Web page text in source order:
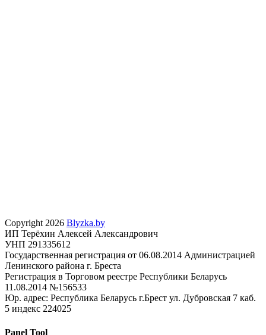
Copyright 2026 Blyzka.by
ИП Терёхин Алексей Александрович
УНП 291335612
Государственная регистрация от 06.08.2014 Администрацией
Ленинского района г. Бреста
Регистрация в Торговом реестре Республики Беларусь
11.08.2014 №156533
Юр. адрес: Республика Беларусь г.Брест ул. Дубровская 7 каб.
5 индекс 224025
Panel Tool